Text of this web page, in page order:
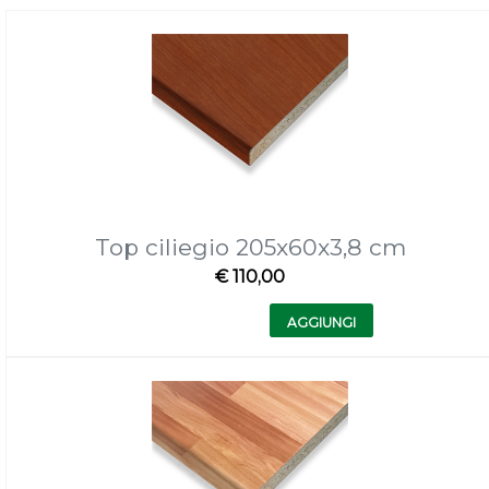
Top ciliegio 205x60x3,8 cm
€ 110,00
Quantità
AGGIUNGI